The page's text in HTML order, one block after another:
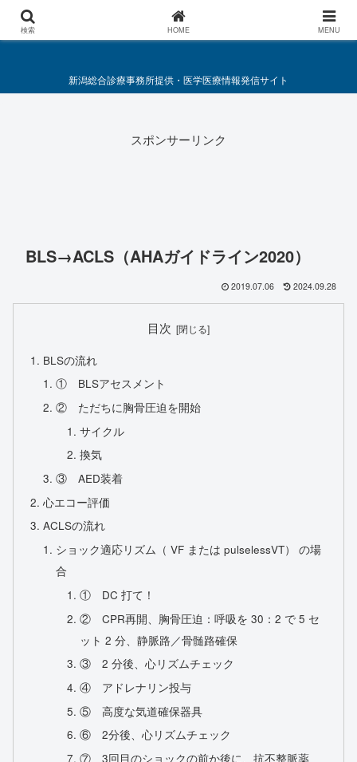
総合診療・救急医療施策要綱
新潟総合診療事務所提供・医学医療情報発信サイト
スポンサーリンク
BLS→ACLS（AHAガイドライン2020）
2019.07.06 2024.09.28
目次
BLSの流れ
① BLSアセスメント
② ただちに胸骨圧迫を開始
サイクル
換気
③ AED装着
心エコー評価
ACLSの流れ
ショック適応リズム（ VF または pulselessVT） の場
合
① DC 打て！
② CPR再開、胸骨圧迫：呼吸を 30：2 で 5 セ
ット 2 分、静脈路／骨髄路確保
③ 2 分後、心リズムチェック
④ アドレナリン投与
⑤ 高度な気道確保器具
⑥ 2分後、心リズムチェック
⑦ 3回目のショックの前か後に、抗不整脈薬
検索 HOME MENU